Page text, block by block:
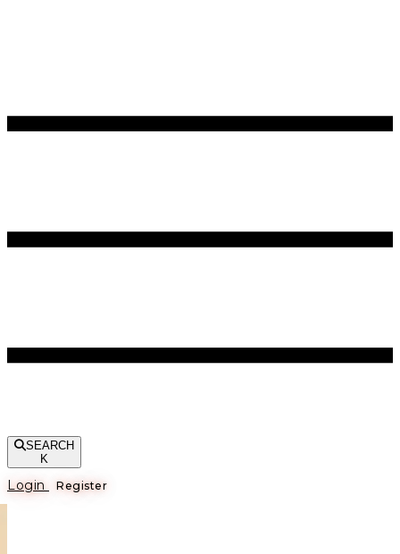
SEARCH
K
Login Register